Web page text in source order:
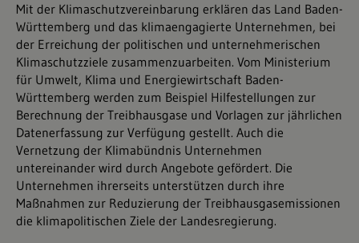
Mit der Klimaschutzvereinbarung erklären das Land Baden-
Württemberg und das klimaengagierte Unternehmen, bei
der Erreichung der politischen und unternehmerischen
Klimaschutzziele zusammenzuarbeiten. Vom Ministerium
für Umwelt, Klima und Energiewirtschaft Baden-
Württemberg werden zum Beispiel Hilfestellungen zur
Berechnung der Treibhausgase und Vorlagen zur jährlichen
Datenerfassung zur Verfügung gestellt. Auch die
Vernetzung der Klimabündnis Unternehmen
untereinander wird durch Angebote gefördert. Die
Unternehmen ihrerseits unterstützen durch ihre
Maßnahmen zur Reduzierung der Treibhausgasemissionen
die klimapolitischen Ziele der Landesregierung.